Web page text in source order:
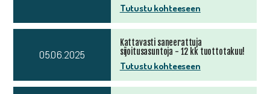
Tutustu kohteeseen
05.06.2025
Kattavasti saneerattuja
sijoitusasuntoja - 12 kk tuottotakuu!
Tutustu kohteeseen